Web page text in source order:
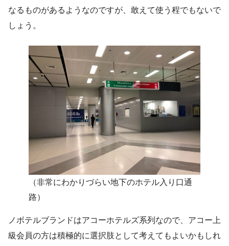
なるものがあるようなのですが、敢えて使う程でもないで
しょう。
（非常にわかりづらい地下のホテル入り口通
路）
ノボテルブランドはアコーホテルズ系列なので、アコー上
級会員の方は積極的に選択肢として考えてもよいかもしれ